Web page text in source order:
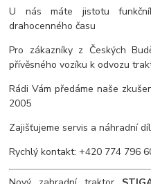
U nás máte jistotu
drahocenného času
Pro zákazníky z Českých
přívěsného vozíku k odvozu
Rádi Vám předáme naše
2005
Zajišťujeme servis a náhradní
Rychlý kontakt: +420 774 796